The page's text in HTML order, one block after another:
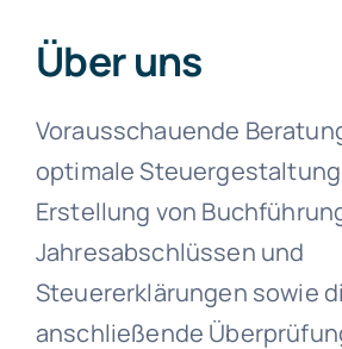
Über uns
Vorausschauende
optimale
Erstellung von
Jahresabschlüssen und
Steuererklärungen sowie
anschließende